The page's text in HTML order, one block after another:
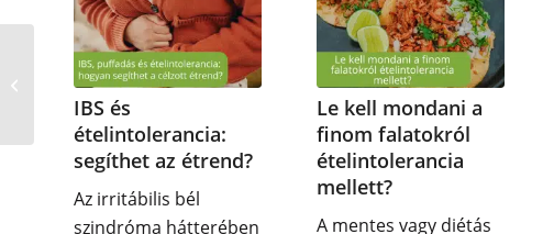
IBS és
ételintolerancia:
segíthet az étrend?
Az irritábilis bél
szindróma hátterében
Le kell mondani a
finom falatokról
ételintolerancia
mellett?
A mentes vagy diétás
Mit jelent az
ételérzékenység
szempontjából, hogy
„Nyomokban
tejfehérjét”...